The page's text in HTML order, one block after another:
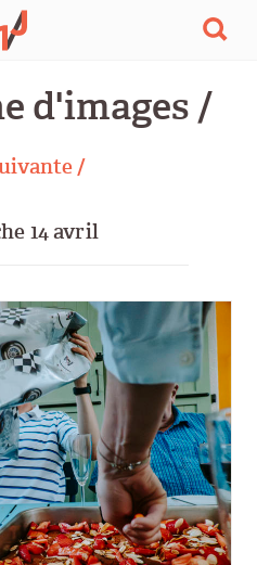
photo
par
jour
d'images /
/
14 avril